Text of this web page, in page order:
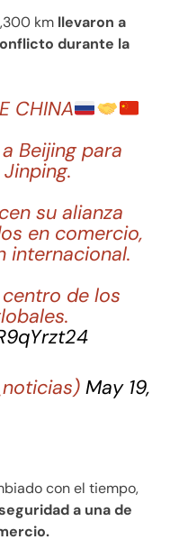
km llevaron a
durante la
CHINA
Beijing para
su alianza
en comercio,
internacional.
de los
May 19,
con el tiempo,
a una de